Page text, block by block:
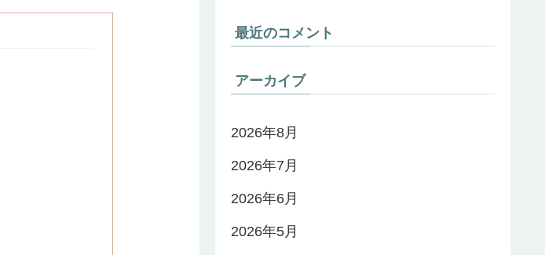
最近のコメント
アーカイブ
2026年8月
2026年7月
2026年6月
2026年5月